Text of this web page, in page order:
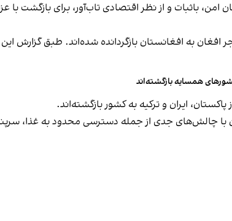
باثبات و از نظر اقتصادی تاب‌آور، برای بازگشت با
متحد در ۲۱ جوزا گزارش داد که در سال ۲۰۲۵ حدود دو میلیون و ۹۰۰ هزار مهاجر افغان به افغانستان بازگردانده
همسایه بازگشته‌اند
با چالش‌های جدی از جمله دسترسی محدود به غذا،